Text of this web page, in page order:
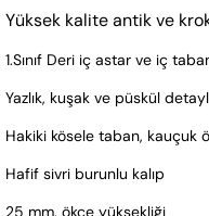
Yüksek kalite antik ve
1.Sınıf Deri iç astar ve iç
Yazlık, kuşak ve püskül
Hakiki kösele taban, kauçuk
Hafif sivri burunlu kalıp
25 mm. ökçe yüksekliği